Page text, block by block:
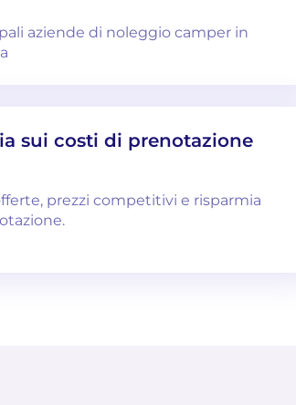
aziende di noleggio camper in
sui costi di prenotazione
prezzi competitivi e risparmia